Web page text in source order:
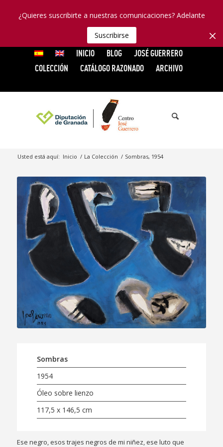
¿Quieres suscribirte a nuestras comunicaciones? Adelante
Suscribirse
INICIO BLOG
JOSÉ GUERRERO
COLECCIÓN
CATÁLOGO RAZONADO ARCHIVO
Usted está aquí: Inicio / La Colección / Sombras, 1954
Sombras
1954
Óleo sobre lienzo
117,5 x 146,5 cm
Ese negro, esos trajes negros de mi niñez, ese luto que